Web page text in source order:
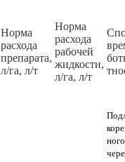
Норма
расхода
препарата,
л/га, л/т
Норма
расхода
рабочей
жидкости,
л/га, л/т